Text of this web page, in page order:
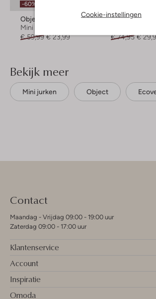
Cookie-instellingen
-60%
Object
Mini jurk
€ 59,99 € 23,99
Silvian Heach
€ 74,95 €
Bekijk meer
Mini jurken Object
Contact
Maandag - Vrijdag 09:00 - 19:00 uur
Zaterdag 09:00 - 17:00 uur
Klantenservice
Account
Inspiratie
Omoda